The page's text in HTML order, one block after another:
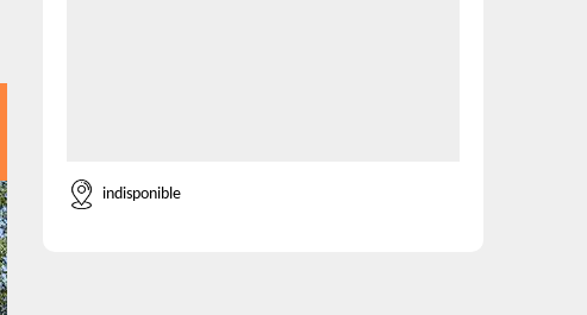
indisponible